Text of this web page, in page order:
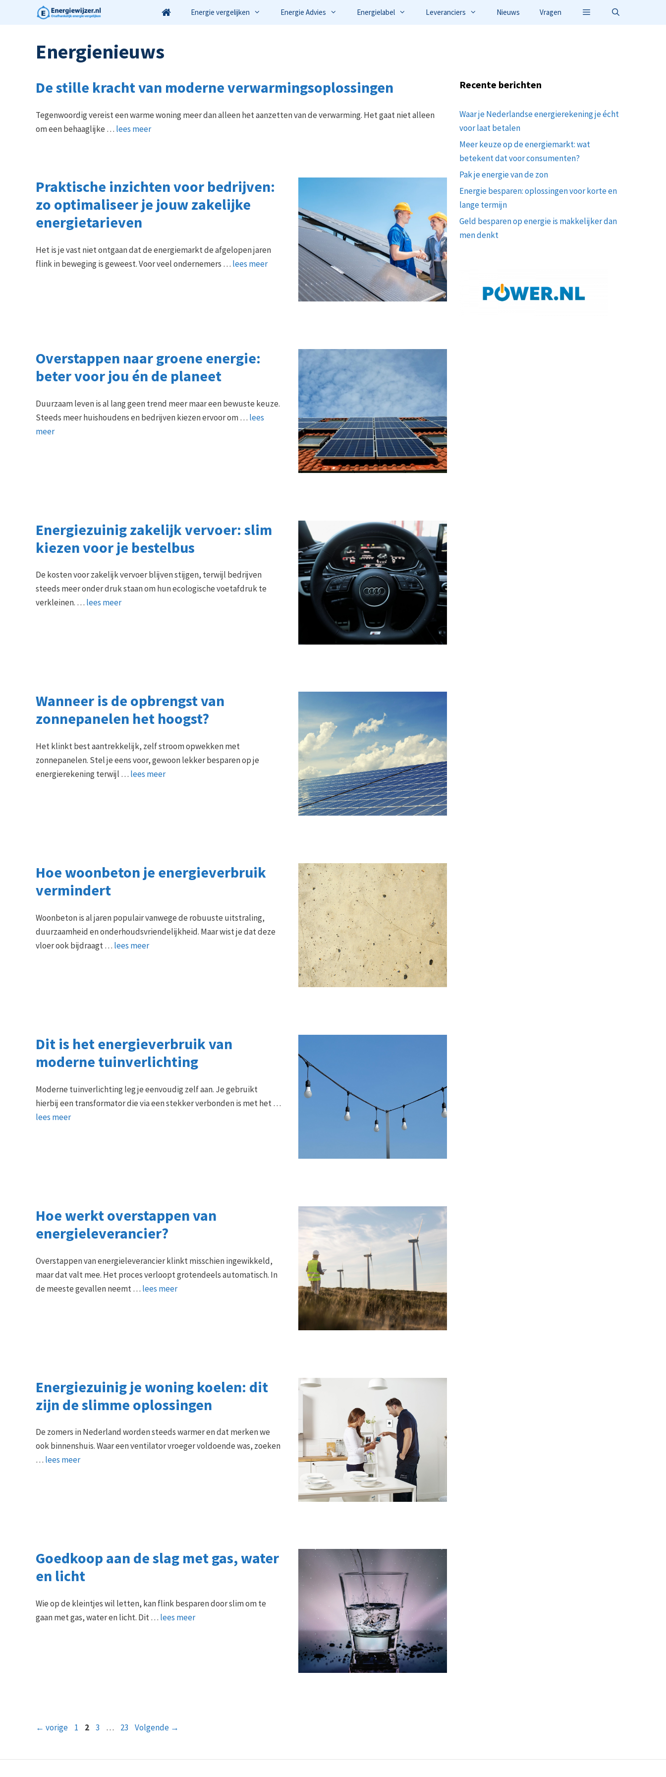
Energie vergelijken Energie Advies Energielabel Leveranciers Nieuws Vragen
Energienieuws
De stille kracht van moderne verwarmingsoplossingen
Tegenwoordig vereist een warme woning meer dan alleen het aanzetten van de verwarming. Het gaat niet alleen
om een behaaglijke … lees meer
Praktische inzichten voor bedrijven:
zo optimaliseer je jouw zakelijke
energietarieven
Het is je vast niet ontgaan dat de energiemarkt de afgelopen jaren
flink in beweging is geweest. Voor veel ondernemers … lees meer
Overstappen naar groene energie:
beter voor jou én de planeet
Duurzaam leven is al lang geen trend meer maar een bewuste keuze.
Steeds meer huishoudens en bedrijven kiezen ervoor om … lees
meer
Energiezuinig zakelijk vervoer: slim
kiezen voor je bestelbus
De kosten voor zakelijk vervoer blijven stijgen, terwijl bedrijven
steeds meer onder druk staan om hun ecologische voetafdruk te
verkleinen. … lees meer
Wanneer is de opbrengst van
zonnepanelen het hoogst?
Het klinkt best aantrekkelijk, zelf stroom opwekken met
zonnepanelen. Stel je eens voor, gewoon lekker besparen op je
energierekening terwijl … lees meer
Hoe woonbeton je energieverbruik
vermindert
Woonbeton is al jaren populair vanwege de robuuste uitstraling,
duurzaamheid en onderhoudsvriendelijkheid. Maar wist je dat deze
vloer ook bijdraagt … lees meer
Dit is het energieverbruik van
moderne tuinverlichting
Moderne tuinverlichting leg je eenvoudig zelf aan. Je gebruikt
hierbij een transformator die via een stekker verbonden is met het …
lees meer
Hoe werkt overstappen van
energieleverancier?
Overstappen van energieleverancier klinkt misschien ingewikkeld,
maar dat valt mee. Het proces verloopt grotendeels automatisch. In
de meeste gevallen neemt … lees meer
Energiezuinig je woning koelen: dit
zijn de slimme oplossingen
De zomers in Nederland worden steeds warmer en dat merken we
ook binnenshuis. Waar een ventilator vroeger voldoende was, zoeken
… lees meer
Goedkoop aan de slag met gas, water
en licht
Wie op de kleintjes wil letten, kan flink besparen door slim om te
gaan met gas, water en licht. Dit … lees meer
← vorige Pagina
1 Pagina
2 Pagina
3 … Pagina
23 Volgende →
Recente berichten
Waar je Nederlandse energierekening je écht
voor laat betalen
Meer keuze op de energiemarkt: wat
betekent dat voor consumenten?
Pak je energie van de zon
Energie besparen: oplossingen voor korte en
lange termijn
Geld besparen op energie is makkelijker dan
men denkt